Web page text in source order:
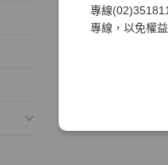
專線
專線，以免權益